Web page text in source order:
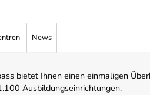
News
bietet Ihnen einen einmaligen
Ausbildungseinrichtungen.